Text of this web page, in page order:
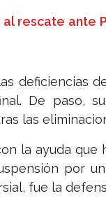
al rescate ante
deficiencias
De paso,
las
la ayuda
por
fue la